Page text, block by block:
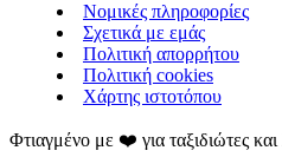
Νομικές πληροφορίες
Σχετικά με εμάς
Πολιτική απορρήτου
Πολιτική cookies
Χάρτης ιστοτόπου
Φτιαγμένο με ❤️ για ταξιδιώτες και